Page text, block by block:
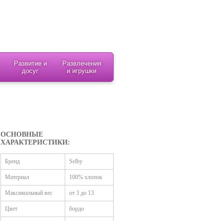
Развитие и
досуг
Развлечения
и игрушки
ОСНОВНЫЕ
ХАРАКТЕРИСТИКИ:
Бренд Selby
Материал 100% хлопок
Максимальный вес от 3 до 13
Цвет бордо